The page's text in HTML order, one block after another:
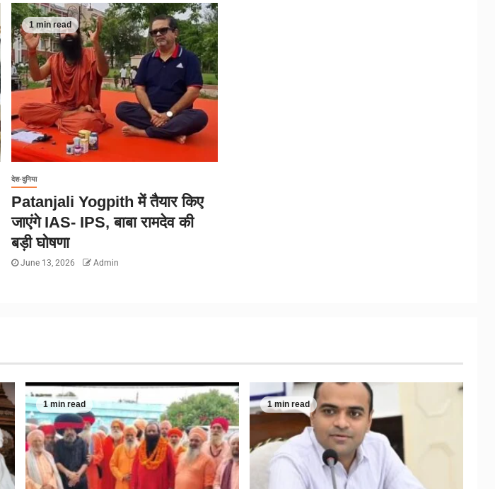
1 min read
देश-दुनिया
Patanjali Yogpith में तैयार किए
जाएंगे IAS- IPS, बाबा रामदेव की
बड़ी घोषणा
June 13, 2026 Admin
1 min read 1 min read